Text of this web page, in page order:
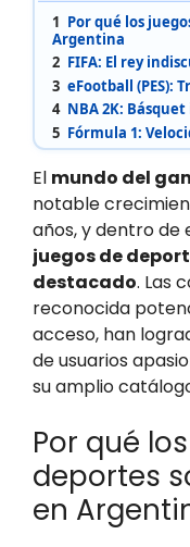
1 Por qué los
Argentina
2 FIFA: El rey
3 eFootball (PES):
4 NBA 2K:
5 Fórmula 1:
El mundo del
notable
años, y dentro de
juegos de
destacado. Las
reconocida
acceso, han
de usuarios
su amplio
Por qué
deportes
en